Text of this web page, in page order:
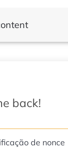
back!
de nonce